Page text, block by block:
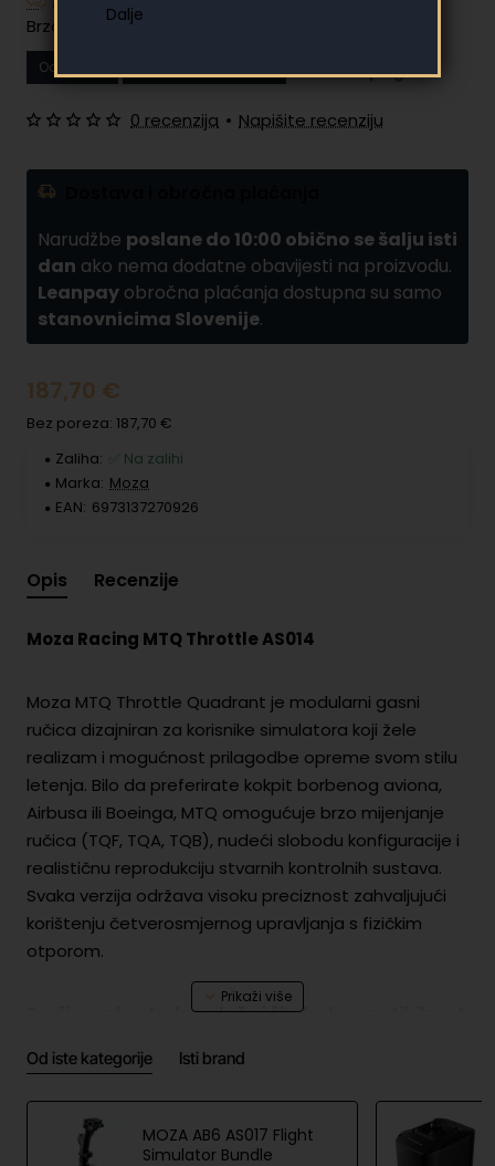
Brzo i jednostavno plaćanje na rate
Od
Narudžbe poslane do 10:00 obično se šalju isti
dan ako nema dodatne obavijesti na proizvodu.
Leanpay obročna plaćanja dostupna su samo
stanovnicima Slovenije.
0 recenzija • Napišite recenziju
187,70 €
Bez poreza: 187,70 €
Zaliha:
✅ Na zalihi
Marka: Moza
EAN: 6973137270926
Opis Recenzije
Moza Racing MTQ Throttle AS014
Moza MTQ Throttle Quadrant je modularni gasni
ručica dizajniran za korisnike simulatora koji žele
realizam i mogućnost prilagodbe opreme svom stilu
letenja. Bilo da preferirate kokpit borbenog aviona,
Airbusa ili Boeinga, MTQ omogućuje brzo mijenjanje
ručica (TQF, TQA, TQB), nudeći slobodu konfiguracije i
realističnu reprodukciju stvarnih kontrolnih sustava.
Svaka verzija održava visoku preciznost zahvaljujući
korištenju četverosmjernog upravljanja s fizičkim
otporom.
Proširena kontrolna ploča i široka kompatibilnost
proširenu kontrolnu ploču s dodatnim tipkama i
prekidačima, što omogućuje veću kontrolu nad
letjelicom u svakoj fazi leta. Sve je dizajnirano da se
potpuno integrira u Moz ekosustav, radeći
Od iste kategorije Isti brand
MOZA AB6 AS017 Flight
Simulator Bundle